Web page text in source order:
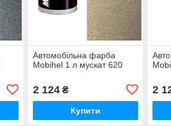
Автомобільна фарба
Mobihel 1 л мускат 620
2 124₴
Купити
2